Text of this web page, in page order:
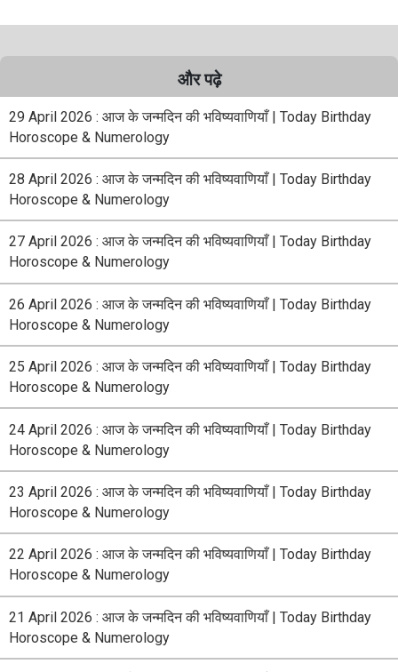
और पढ़े
29 April 2026 : आज के जन्मदिन की भविष्यवाणियाँ | Today Birthday
Horoscope & Numerology
28 April 2026 : आज के जन्मदिन की भविष्यवाणियाँ | Today Birthday
Horoscope & Numerology
27 April 2026 : आज के जन्मदिन की भविष्यवाणियाँ | Today Birthday
Horoscope & Numerology
26 April 2026 : आज के जन्मदिन की भविष्यवाणियाँ | Today Birthday
Horoscope & Numerology
25 April 2026 : आज के जन्मदिन की भविष्यवाणियाँ | Today Birthday
Horoscope & Numerology
24 April 2026 : आज के जन्मदिन की भविष्यवाणियाँ | Today Birthday
Horoscope & Numerology
23 April 2026 : आज के जन्मदिन की भविष्यवाणियाँ | Today Birthday
Horoscope & Numerology
22 April 2026 : आज के जन्मदिन की भविष्यवाणियाँ | Today Birthday
Horoscope & Numerology
21 April 2026 : आज के जन्मदिन की भविष्यवाणियाँ | Today Birthday
Horoscope & Numerology